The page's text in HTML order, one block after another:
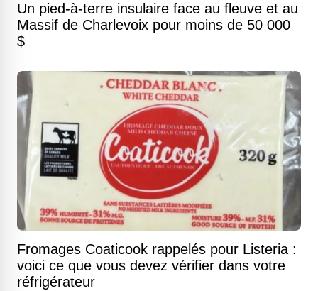
Un pied-à-terre insulaire face au fleuve et au
Massif de Charlevoix pour moins de 50 000
$
Fromages Coaticook rappelés pour Listeria :
voici ce que vous devez vérifier dans votre
réfrigérateur